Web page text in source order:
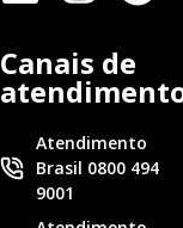
Canais de
Atendimento
Brasil 0800 494
9001